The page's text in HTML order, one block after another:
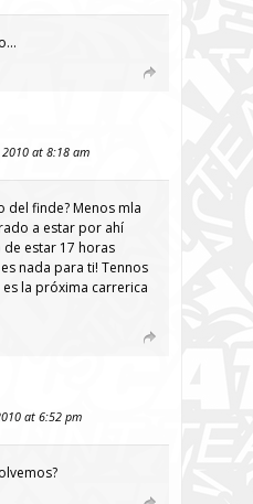
at 8:18 am
del finde? Menos mla
a estar por ahí
estar 17 horas
nada para ti! Tennos
la próxima carrerica
at 6:52 pm